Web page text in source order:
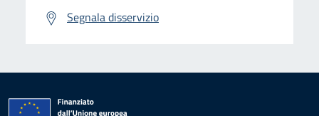
Segnala disservizio